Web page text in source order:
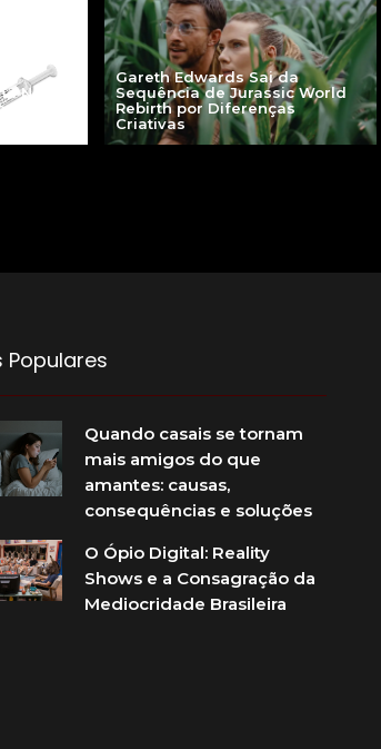
Nova
a
Gareth Edwards Sai da
Sequência de Jurassic World
Rebirth por Diferenças
Criativas
Populares
Quando casais se tornam
mais amigos do que
amantes: causas,
consequências e soluções
O Ópio Digital: Reality
Shows e a Consagração da
Mediocridade Brasileira